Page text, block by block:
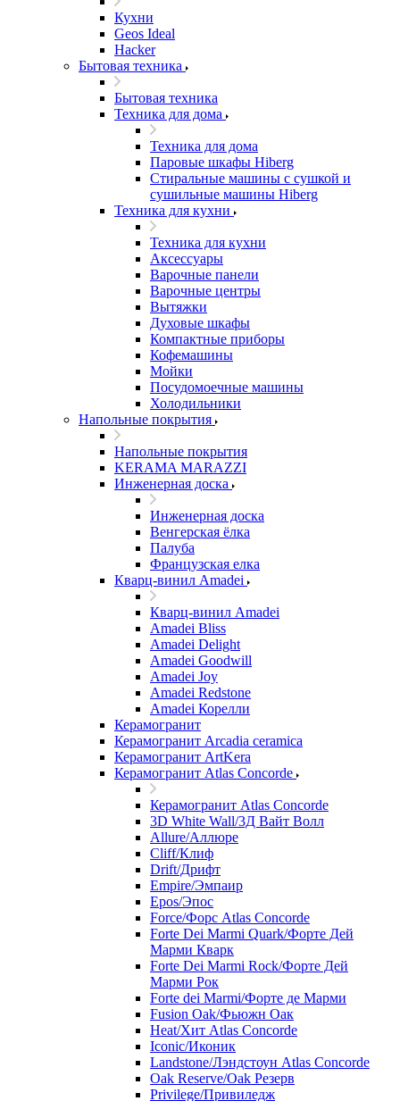
Кухни
Geos Ideal
Hacker
Бытовая техника
Бытовая техника
Техника для дома
Техника для дома
Паровые шкафы Hiberg
Стиральные машины с сушкой и
сушильные машины Hiberg
Техника для кухни
Техника для кухни
Аксессуары
Варочные панели
Варочные центры
Вытяжки
Духовые шкафы
Компактные приборы
Кофемашины
Мойки
Посудомоечные машины
Холодильники
Напольные покрытия
Напольные покрытия
KERAMA MARAZZI
Инженерная доска
Инженерная доска
Венгерская ёлка
Палуба
Французская елка
Кварц-винил Amadei
Кварц-винил Amadei
Amadei Bliss
Amadei Delight
Amadei Goodwill
Amadei Joy
Amadei Redstone
Amadei Корелли
Керамогранит
Керамогранит Arcadia ceramica
Керамогранит ArtKera
Керамогранит Atlas Concorde
Керамогранит Atlas Concorde
3D White Wall/3Д Вайт Волл
Allure/Аллюрe
Cliff/Клиф
Drift/Дрифт
Empire/Эмпаир
Epos/Эпос
Force/Фoрс Atlas Concorde
Forte Dei Marmi Quark/Форте Дей
Марми Кварк
Forte Dei Marmi Rock/Форте Дей
Марми Рок
Forte dei Marmi/Форте де Марми
Fusion Oak/Фьюжн Оак
Heat/Xит Atlas Concorde
Iconic/Иконик
Landstone/Лэндстоун Atlas Concorde
Oak Reserve/Оak Резepв
Privilege/Привиледж